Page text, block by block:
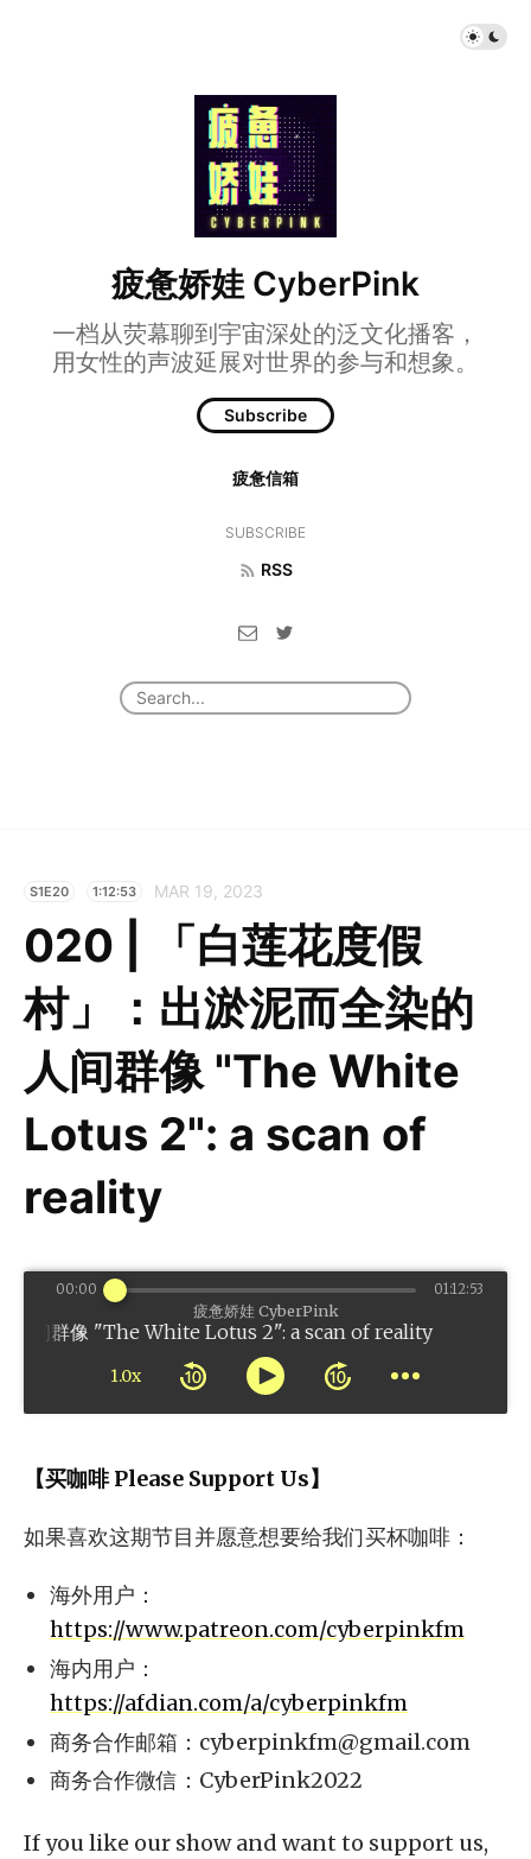
疲惫娇娃 CyberPink
一档从荧幕聊到宇宙深处的泛文化播客，
用女性的声波延展对世界的参与和想象。
Subscribe
疲惫信箱
SUBSCRIBE
RSS
S1E20 1:12:53 MAR 19, 2023
020 | 「白莲花度假
村」：出淤泥而全染的
人间群像 "The White
Lotus 2": a scan of
reality
疲惫娇娃 CyberPink
群像 "The White Lotus 2": a scan of reality
1.0x
00:00 01:12:53
【买咖啡 Please Support Us】
如果喜欢这期节目并愿意想要给我们买杯咖啡：
海外用户：
https://www.patreon.com/cyberpinkfm
海内用户：
https://afdian.com/a/cyberpinkfm
商务合作邮箱： cyberpinkfm@gmail.com
商务合作微信：CyberPink2022
If you like our show and want to support us,